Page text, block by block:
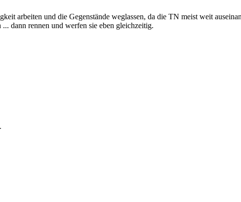
arbeiten und die Gegenstände weglassen, da die TN meist weit
dann rennen und werfen sie eben gleichzeitig.